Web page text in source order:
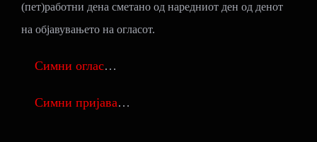
(пет)работни дена сметано од наредниот ден од денот
на објавувањето на огласот.
Симни оглас…
Симни пријава…